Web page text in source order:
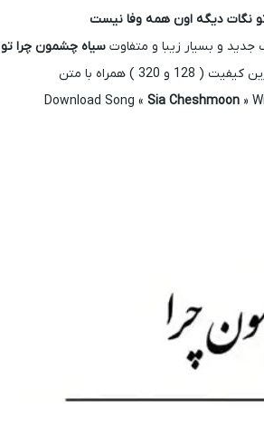
نگات دیگه اون همه وفا نیست
و بسیار زیبا و متفاوت سیاه چشمون چرا تو
( 128 و 320 ) همراه با متن
Download Song « Sia Cheshmoon»